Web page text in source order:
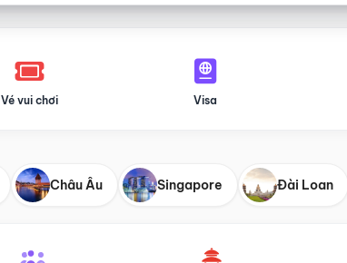
Vé vui chơi Visa
Châu Âu Singapore Đài Loan